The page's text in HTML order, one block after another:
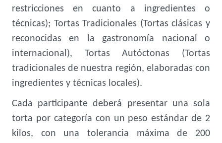
restricciones en cuanto a ingredientes o
técnicas); Tortas Tradicionales (Tortas clásicas y
reconocidas en la gastronomía nacional o
internacional), Tortas Autóctonas (Tortas
tradicionales de nuestra región, elaboradas con
ingredientes y técnicas locales).
Cada participante deberá presentar una sola
torta por categoría con un peso estándar de 2
kilos, con una tolerancia máxima de 200